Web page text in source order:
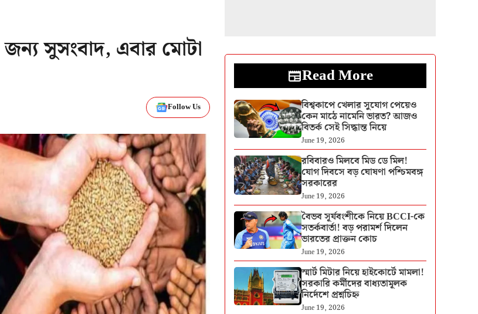
সুসংবাদ, এবার মোটা
Follow Us
Read More
বিশ্বকাপে খেলার সুযোগ পেয়েও
কেন মাঠে নামেনি ভারত? আজও
বিতর্ক সেই সিদ্ধান্ত নিয়ে
June 19, 2026
রবিবারও মিলবে মিড ডে মিল!
যোগ দিবসে বড় ঘোষণা পশ্চিমবঙ্গ
সরকারের
June 19, 2026
বৈভব সূর্যবংশীকে নিয়ে BCCI-কে
সতর্কবার্তা! বড় পরামর্শ দিলেন
ভারতের প্রাক্তন কোচ
June 19, 2026
স্মার্ট মিটার নিয়ে হাইকোর্টে মামলা!
সরকারি কর্মীদের বাধ্যতামূলক
নির্দেশে প্রশ্নচিহ্ন
June 19, 2026